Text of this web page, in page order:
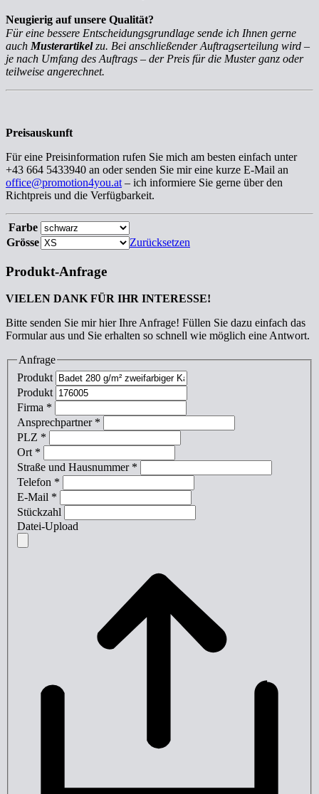
Neugierig auf unsere Qualität?
Für eine bessere Entscheidungsgrundlage sende ich Ihnen gerne
auch Musterartikelzu. Bei anschließender Auftragserteilung wird –
je nach Umfang des Auftrags – der Preis für die Muster ganz oder
teilweise angerechnet.
Preisauskunft
Für eine Preisinformation rufen Sie mich am besten einfach unter
+43 664 5433940 an oder senden Sie mir eine kurze E-Mail an
office@promotion4you.at – ich informiere Sie gerne über den
Richtpreis und die Verfügbarkeit.
Farbe
Grösse
Zurücksetzen
Produkt-Anfrage
VIELEN DANK FÜR IHR INTERESSE!
Bitte senden Sie mir hier Ihre Anfrage! Füllen Sie dazu einfach das
Formular aus und Sie erhalten so schnell wie möglich eine Antwort.
Anfrage
Produkt
Produkt
Firma *
Ansprechpartner *
PLZ *
Ort *
Straße und Hausnummer *
Telefon *
E-Mail *
Stückzahl
Datei-Upload